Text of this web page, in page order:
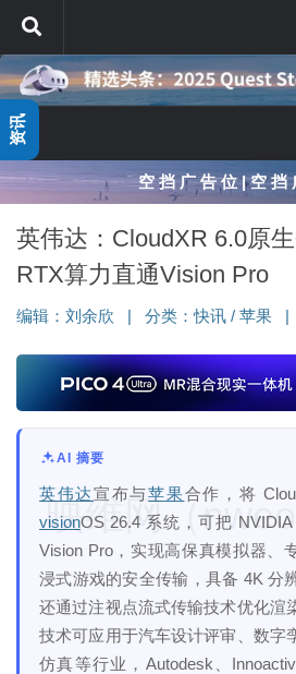
跳至内容
空 挡 广 告 位 | 空 挡
英伟达：CloudXR 6.0原
RTX算力直通Vision Pro
编辑： 刘余欣 分类：快讯 / 苹果
AI 摘要
英伟达宣布与苹果合作，将
visionOS 26.4 系统，可把
Vision Pro，实现高保真模拟器、
浸式游戏的安全传输，具备 4K 分
还通过注视点流式传输技术优化渲
技术可应用于汽车设计评审、数字
仿真等行业，Autodesk、
映维网（
资讯